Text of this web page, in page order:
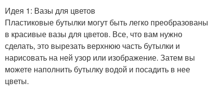
Идея 1: Вазы для цветов
Пластиковые бутылки могут быть легко преобразованы
в красивые вазы для цветов. Все, что вам нужно
сделать, это вырезать верхнюю часть бутылки и
нарисовать на ней узор или изображение. Затем вы
можете наполнить бутылку водой и посадить в нее
цветы.